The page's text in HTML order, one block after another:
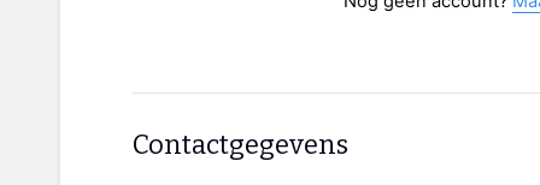
Contactgegevens